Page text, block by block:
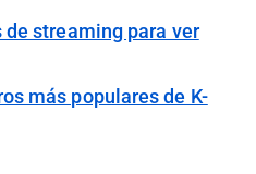
streaming para ver
más populares de K-